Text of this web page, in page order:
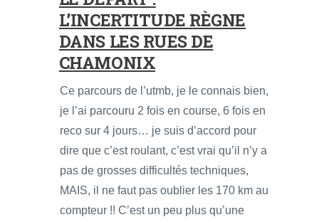
L’INCERTITUDE RÈGNE
DANS LES RUES DE
CHAMONIX
Ce parcours de l’utmb, je le connais bien,
je l’ai parcouru 2 fois en course, 6 fois en
reco sur 4 jours… je suis d’accord pour
dire que c’est roulant, c’est vrai qu’il n’y a
pas de grosses difficultés techniques,
MAIS, il ne faut pas oublier les 170 km au
compteur !! C’est un peu plus qu’une